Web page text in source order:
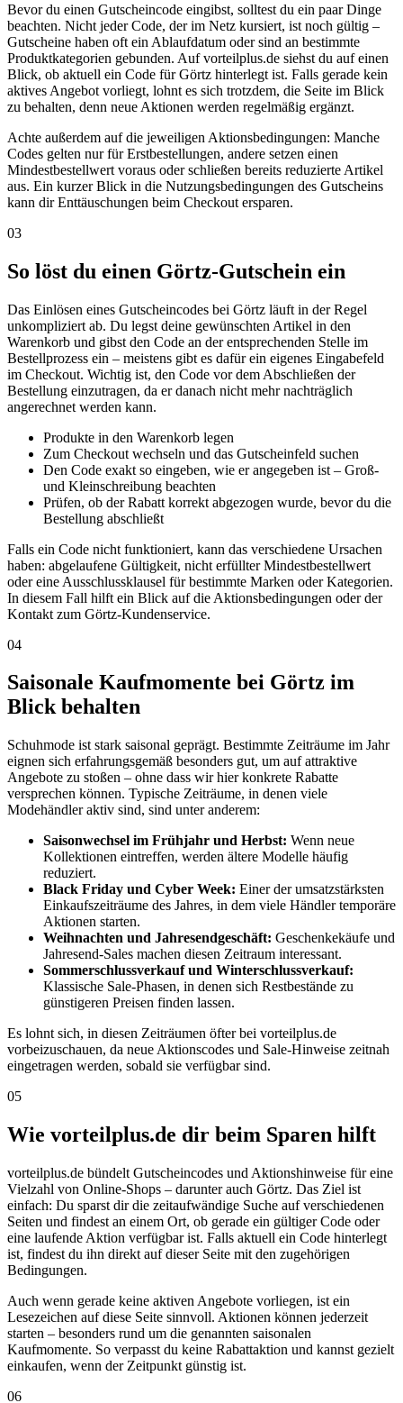
Bevor du einen Gutscheincode eingibst, solltest du ein paar Dinge
beachten. Nicht jeder Code, der im Netz kursiert, ist noch gültig –
Gutscheine haben oft ein Ablaufdatum oder sind an bestimmte
Produktkategorien gebunden. Auf vorteilplus.de siehst du auf einen
Blick, ob aktuell ein Code für Görtz hinterlegt ist. Falls gerade kein
aktives Angebot vorliegt, lohnt es sich trotzdem, die Seite im Blick
zu behalten, denn neue Aktionen werden regelmäßig ergänzt.
Achte außerdem auf die jeweiligen Aktionsbedingungen: Manche
Codes gelten nur für Erstbestellungen, andere setzen einen
Mindestbestellwert voraus oder schließen bereits reduzierte Artikel
aus. Ein kurzer Blick in die Nutzungsbedingungen des Gutscheins
kann dir Enttäuschungen beim Checkout ersparen.
03
So löst du einen Görtz-Gutschein ein
Das Einlösen eines Gutscheincodes bei Görtz läuft in der Regel
unkompliziert ab. Du legst deine gewünschten Artikel in den
Warenkorb und gibst den Code an der entsprechenden Stelle im
Bestellprozess ein – meistens gibt es dafür ein eigenes Eingabefeld
im Checkout. Wichtig ist, den Code vor dem Abschließen der
Bestellung einzutragen, da er danach nicht mehr nachträglich
angerechnet werden kann.
Produkte in den Warenkorb legen
Zum Checkout wechseln und das Gutscheinfeld suchen
Den Code exakt so eingeben, wie er angegeben ist – Groß-
und Kleinschreibung beachten
Prüfen, ob der Rabatt korrekt abgezogen wurde, bevor du die
Bestellung abschließt
Falls ein Code nicht funktioniert, kann das verschiedene Ursachen
haben: abgelaufene Gültigkeit, nicht erfüllter Mindestbestellwert
oder eine Ausschlussklausel für bestimmte Marken oder Kategorien.
In diesem Fall hilft ein Blick auf die Aktionsbedingungen oder der
Kontakt zum Görtz-Kundenservice.
04
Saisonale Kaufmomente bei Görtz im
Blick behalten
Schuhmode ist stark saisonal geprägt. Bestimmte Zeiträume im Jahr
eignen sich erfahrungsgemäß besonders gut, um auf attraktive
Angebote zu stoßen – ohne dass wir hier konkrete Rabatte
versprechen können. Typische Zeiträume, in denen viele
Modehändler aktiv sind, sind unter anderem:
Saisonwechsel im Frühjahr und Herbst: Wenn neue
Kollektionen eintreffen, werden ältere Modelle häufig
reduziert.
Black Friday und Cyber Week: Einer der umsatzstärksten
Einkaufszeiträume des Jahres, in dem viele Händler temporäre
Aktionen starten.
Weihnachten und Jahresendgeschäft: Geschenkekäufe und
Jahresend-Sales machen diesen Zeitraum interessant.
Sommerschlussverkauf und Winterschlussverkauf:
Klassische Sale-Phasen, in denen sich Restbestände zu
günstigeren Preisen finden lassen.
Es lohnt sich, in diesen Zeiträumen öfter bei vorteilplus.de
vorbeizuschauen, da neue Aktionscodes und Sale-Hinweise zeitnah
eingetragen werden, sobald sie verfügbar sind.
05
Wie vorteilplus.de dir beim Sparen hilft
vorteilplus.de bündelt Gutscheincodes und Aktionshinweise für eine
Vielzahl von Online-Shops – darunter auch Görtz. Das Ziel ist
einfach: Du sparst dir die zeitaufwändige Suche auf verschiedenen
Seiten und findest an einem Ort, ob gerade ein gültiger Code oder
eine laufende Aktion verfügbar ist. Falls aktuell ein Code hinterlegt
ist, findest du ihn direkt auf dieser Seite mit den zugehörigen
Bedingungen.
Auch wenn gerade keine aktiven Angebote vorliegen, ist ein
Lesezeichen auf diese Seite sinnvoll. Aktionen können jederzeit
starten – besonders rund um die genannten saisonalen
Kaufmomente. So verpasst du keine Rabattaktion und kannst gezielt
einkaufen, wenn der Zeitpunkt günstig ist.
06